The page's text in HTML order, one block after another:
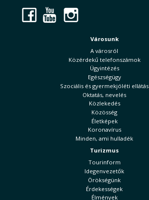
Facebook
YouTube
Városunk
A városról
Közérdekű telefonszámok
Ügyintézés
Egészségügy
Szociális és gyermekjóléti ellátás
Oktatás, nevelés
Közlekedés
Közösség
Életképek
Koronavírus
Minden, ami hulladék
Turizmus
Tourinform
Idegenvezetők
Örökségünk
Érdekességek
Élmények